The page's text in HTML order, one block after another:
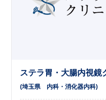
ステラ胃・大腸内視鏡
(埼玉県 内科 消化器内科)